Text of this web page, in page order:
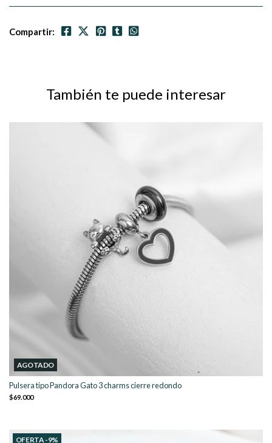
Compartir:
También te puede interesar
AGOTADO
Pulsera tipo Pandora Gato 3 charms cierre redondo
$69.000
OFERTA -9%